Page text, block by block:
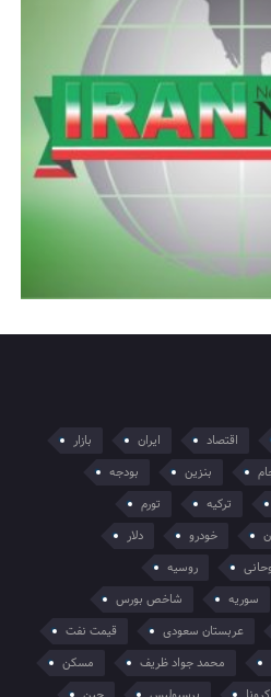
اقتصاد ایران
بازار
بنزین
بودجه
ترکیه
تورم
خودرو
دلار
روسیه
سوریه
شاخص بورس
عربستان سعودی
قیمت نفت
محمد جواد ظریف
مسکن